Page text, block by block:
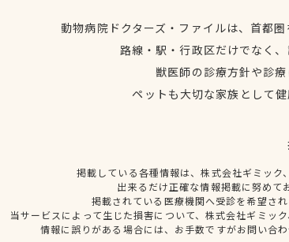
動物病院ドクターズ・ファイルは、首都
路線・駅・行政区だけでなく
獣医師の診療方針や診
ペットも大切な家族として
掲載している各種情報は、株式会社ギミッ
出来るだけ正確な情報掲載に努め
掲載されている医療機関へ受診を希望さ
当サービスによって生じた損害について、株式会社ギミッ
情報に誤りがある場合には、お手数ですがお問い合